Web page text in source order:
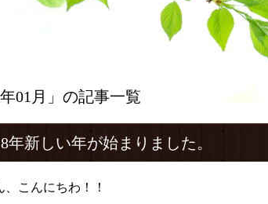
年01月」の記事一覧
年新しい年が始まりました。
、こんにちわ！！